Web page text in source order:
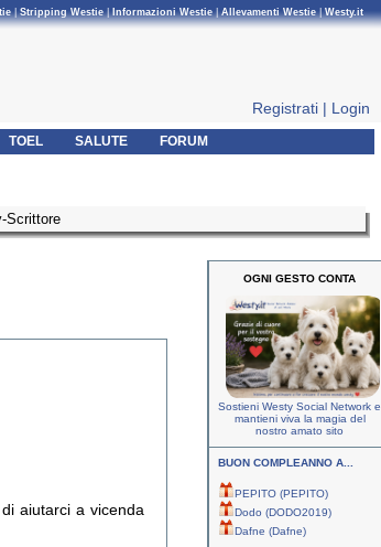
|Stripping Westie| Informazioni Westie|Allevamenti Westie|Westy.it
Registrati | Login
TOEL SALUTE FORUM
Scrittore
aiutarci a vicenda
OGNI GESTO CONTA
Sostieni Westy Social Network e
mantieni viva la magia del
nostro amato sito
BUON COMPLEANNO A...
PEPITO (PEPITO)
Dodo (DODO2019)
Dafne (Dafne)